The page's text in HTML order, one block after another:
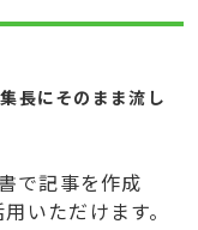
長にそのまま流し
で記事を作成
いただけます。